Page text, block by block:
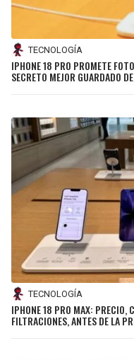
LIGA DE EXPANSIÓN MX
LEAGUES CUP
UEFA EUROPA LEAGUE
UEFA CONFERENCE
MLS
COPA SUDAMERICANA
LIGA BETPLAY
OTRAS LIGAS
CHARGERS
BENGALS
BROWNS
STEELERS
TEXANS
COLTS
JAGUARS
PISTONS
BUCKS
HAWKS
HORNETS
HEAT
MAGIC
WIZARDS
TECNOLOGÍA
IPHONE 18 PRO PROMETE
SECRETO MEJOR GUARDADO
TECNOLOGÍA
IPHONE 18 PRO MAX: PRECIO,
FILTRACIONES, ANTES DE LA